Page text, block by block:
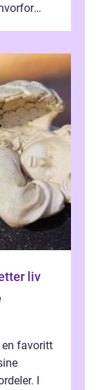
liv
favoritt
I